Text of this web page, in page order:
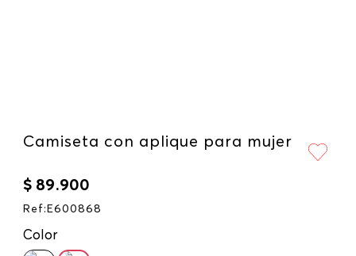
Camiseta con aplique para mujer
$ 89.900
Ref : E600868
Color